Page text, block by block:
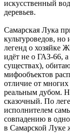
искусственный
деревьев.
Самарская Лука
культуроведов,
легенд о хозяйке
идёт не о ГАЗ-66,
существах),
мифообъектов
отличие от
реальным дубом.
сказочный. По
исполнителем
совпадению в
в Самарской Луке